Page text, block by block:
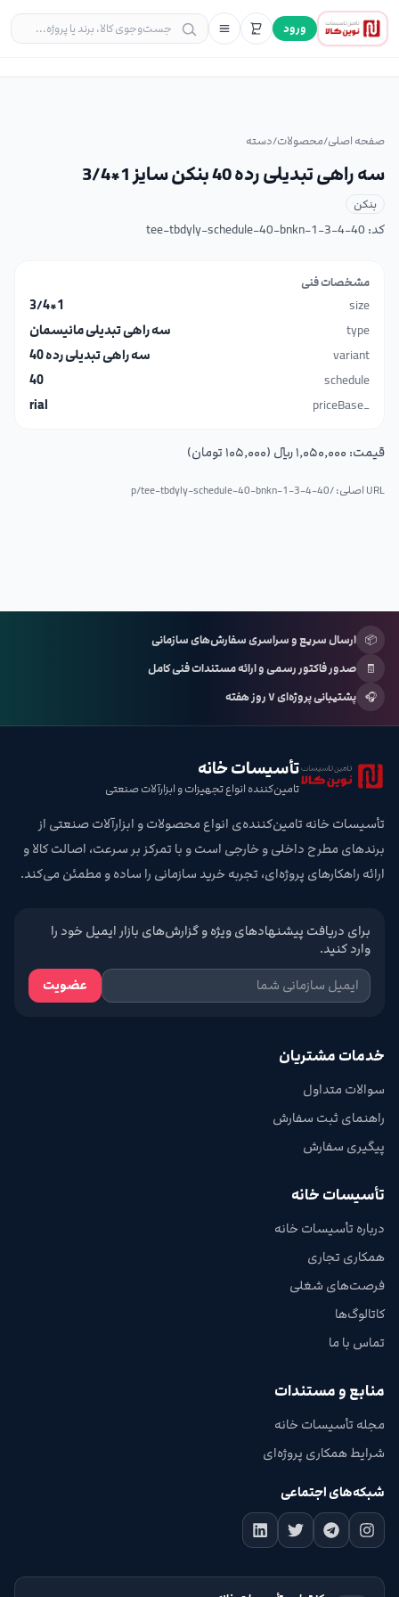
ورود
صفحه اصلی/محصولات/دسته
سه راهی تبدیلی رده 40 بنکن سایز 1*3/4
بنکن
کد: tee-tbdyly-schedule-40-bnkn-1-3-4-40
مشخصات فنی
size
1*3/4
type
سه راهی تبدیلی مانیسمان
variant
سه راهی تبدیلی رده 40
schedule
40
_priceBase
rial
قیمت: ۱٬۰۵۰٬۰۰۰ ریال (۱۰۵٬۰۰۰ تومان)
URL اصلی: /p/ tee-tbdyly-schedule-40-bnkn-1-3-4-40
📦 ارسال سریع و سراسری سفارش‌های سازمانی
🧾
صدور فاکتور رسمی و ارائه مستندات فنی کامل
🎧 پشتیبانی پروژه‌ای ۷ روز هفته
تأسیسات خانه
تامین‌کننده انواع تجهیزات و ابزارآلات صنعتی
تأسیسات خانه تامین‌کننده‌ی انواع محصولات و ابزارآلات صنعتی از
برندهای مطرح داخلی و خارجی است و با تمرکز بر سرعت، اصالت کالا و
ارائه راهکارهای پروژه‌ای، تجربه خرید سازمانی را ساده و مطمئن می‌کند.
برای دریافت پیشنهادهای ویژه و گزارش‌های بازار ایمیل خود را
وارد کنید.
عضویت
خدمات مشتریان
سوالات متداول
راهنمای ثبت سفارش
پیگیری سفارش
تأسیسات خانه
درباره تأسیسات خانه
همکاری تجاری
فرصت‌های شغلی
کاتالوگ‌ها
تماس با ما
منابع و مستندات
مجله تأسیسات خانه
شرایط همکاری پروژه‌ای
شبکه‌های اجتماعی